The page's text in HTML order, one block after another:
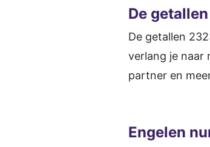
De
De getallen
verlang je naar
partner en
Engelen